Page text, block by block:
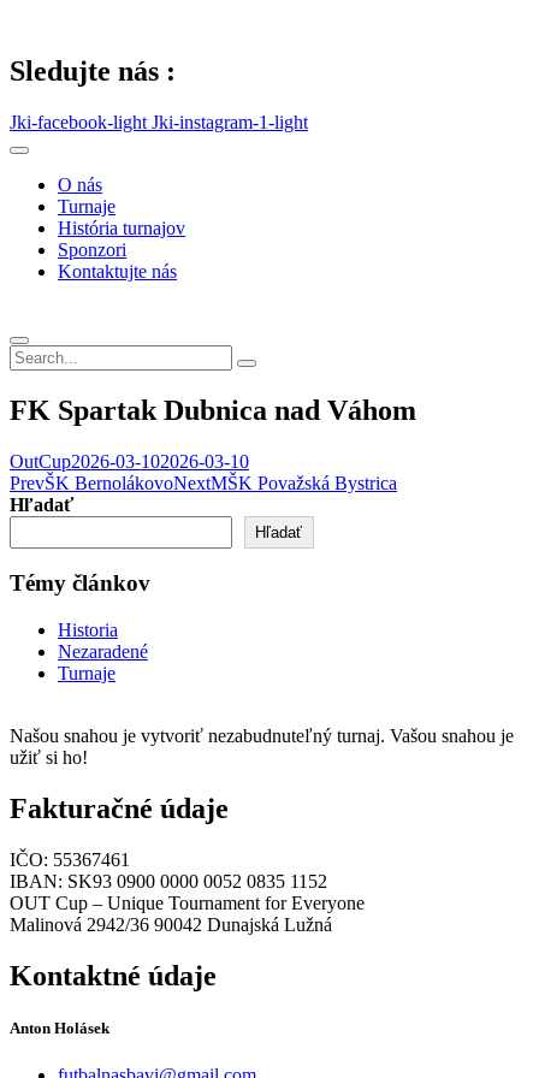
content
Sledujte nás :
Jki-facebook-light Jki-instagram-1-light
O nás
Turnaje
História turnajov
Sponzori
Kontaktujte nás
FK Spartak Dubnica nad Váhom
OutCup2026-03-102026-03-10
Post
navigation
PrevŠK BernolákovoNextMŠK Považská Bystrica
Hľadať
Hľadať
Témy článkov
Historia
Nezaradené
Turnaje
Našou snahou je vytvoriť nezabudnuteľný turnaj. Vašou snahou je
užiť si ho!
Fakturačné údaje
IČO: 55367461
IBAN: SK93 0900 0000 0052 0835 1152
OUT Cup – Unique Tournament for Everyone
Malinová 2942/36 90042 Dunajská Lužná
Kontaktné údaje
Anton Holásek